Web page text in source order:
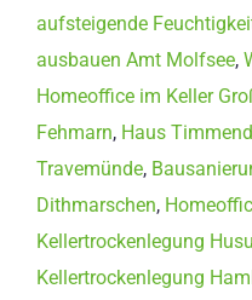
aufsteigende
ausbauen Amt Molfsee,
Homeoffice im Keller
Fehmarn, Haus
Travemünde,
Dithmarschen,
Kellertrockenlegung
Kellertrockenlegung